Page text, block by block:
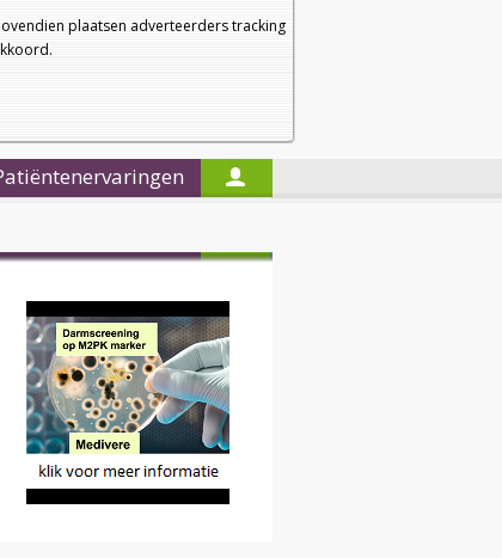
plaatsen adverteerders tracking
a
a
Nieuwsbrief